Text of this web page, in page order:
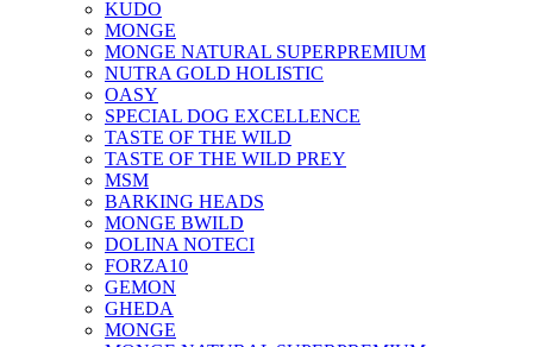
KUDO
MONGE
MONGE NATURAL SUPERPREMIUM
NUTRA GOLD HOLISTIC
OASY
SPECIAL DOG EXCELLENCE
TASTE OF THE WILD
TASTE OF THE WILD PREY
MSM
BARKING HEADS
MONGE BWILD
DOLINA NOTECI
FORZA10
GEMON
GHEDA
MONGE